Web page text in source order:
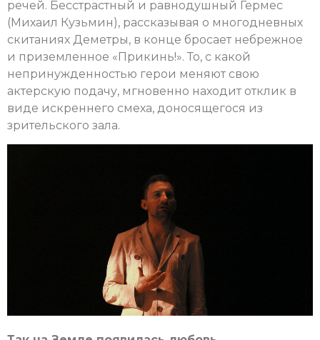
речей. Бесстрастный и равнодушный Гермес
(Михаил Кузьмин), рассказывая о многодневных
скитаниях Деметры, в конце бросает небрежное
и приземленное «Прикинь!». То, с какой
непринужденностью герои меняют свою
актерскую подачу, мгновенно находит отклик в
виде искреннего смеха, доносящегося из
зрительского зала.